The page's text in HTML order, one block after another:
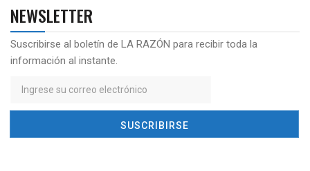
NEWSLETTER
Suscribirse al boletín de LA RAZÓN para recibir toda la
información al instante.